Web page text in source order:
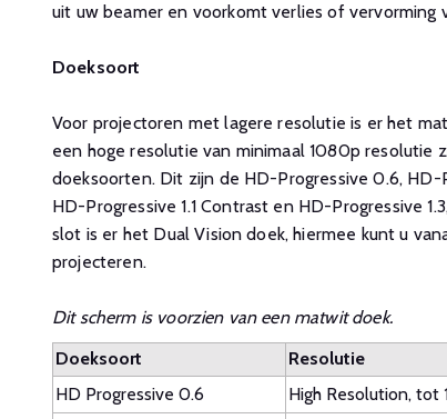
uit uw beamer en voorkomt verlies of vervorming
Doeksoort
Voor projectoren met lagere resolutie is er het
een hoge resolutie van minimaal 1080p resolutie
doeksoorten. Dit zijn de HD-Progressive 0.6, HD-
HD-Progressive 1.1 Contrast en HD-Progressive
slot is er het Dual Vision doek, hiermee kunt u
projecteren.
Dit scherm is voorzien van een matwit doek.
Doeksoort
Resolutie
HD Progressive 0.6
High Resolution, tot